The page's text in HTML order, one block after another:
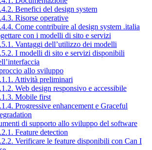
Benefici del design system
Risorse operative
Come contribuire al design system .italia
con i modelli di sito e servizi
Vantaggi dell’utilizzo dei modelli
I modelli di sito e servizi disponibili
allo sviluppo
Attività preliminari
Web design responsivo e accessibile
Mobile first
Progressive enhancement e Graceful
di supporto allo sviluppo del software
Feature detection
Verificare le feature disponibili con Can I